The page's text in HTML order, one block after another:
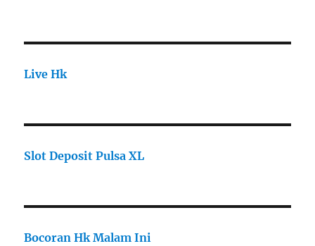
Live Hk
Slot Deposit Pulsa XL
Bocoran Hk Malam Ini